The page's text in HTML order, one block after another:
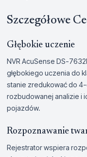
Szczegółowe
Głębokie uczenie
NVR AcuSense DS-
głębokiego uczenia do
stanie zredukować do 4-
rozbudowanej analizie i
pojazdów.
Rozpoznawanie
Rejestrator wspiera